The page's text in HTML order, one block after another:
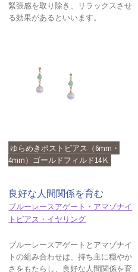
緊張感を取り除き、リラックスさせ
る効果があるといいます。
ゆらめきポストピアス（6mm・
4mm）ゴールドフィルド14Ｋ
良好な人間関係を育む
ブルーレースアゲート・アマゾナイ
トピアス・イヤリング
ブルーレースアゲートとアマゾナイ
トの組み合わせは、持ち主に穏やか
さをもたらし、良好な人間関係を育